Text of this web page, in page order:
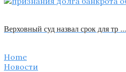
Верховный суд назвал срок для тр …
Home
Новости